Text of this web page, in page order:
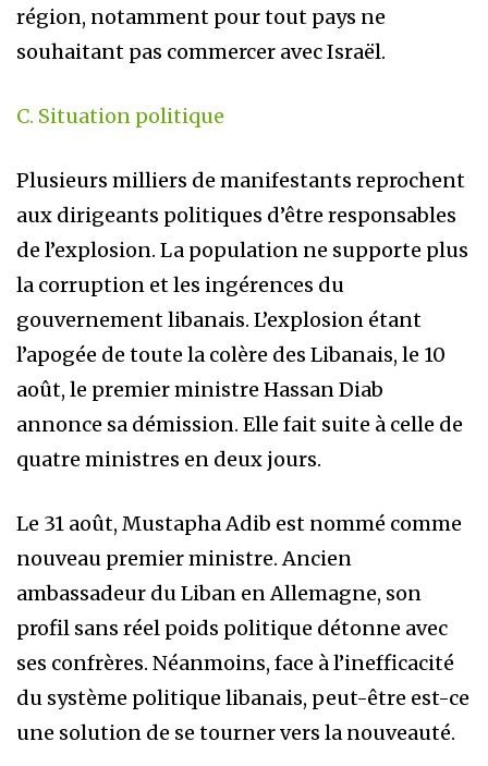
région, notamment pour tout pays ne
souhaitant pas commercer avec Israël.
C. Situation politique
Plusieurs milliers de manifestants reprochent
aux dirigeants politiques d’être responsables
de l’explosion. La population ne supporte plus
la corruption et les ingérences du
gouvernement libanais. L’explosion étant
l’apogée de toute la colère des Libanais, le 10
août, le premier ministre Hassan Diab
annonce sa démission. Elle fait suite à celle de
quatre ministres en deux jours.
Le 31 août, Mustapha Adib est nommé comme
nouveau premier ministre. Ancien
ambassadeur du Liban en Allemagne, son
profil sans réel poids politique détonne avec
ses confrères. Néanmoins, face à l’inefficacité
du système politique libanais, peut-être est-ce
une solution de se tourner vers la nouveauté.